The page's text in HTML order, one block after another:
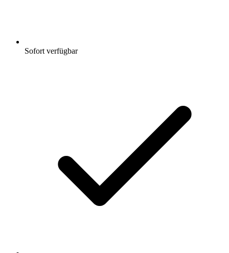
Sofort verfügbar